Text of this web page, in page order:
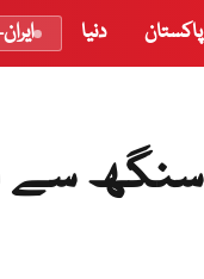
پاکستان دنیا
سے